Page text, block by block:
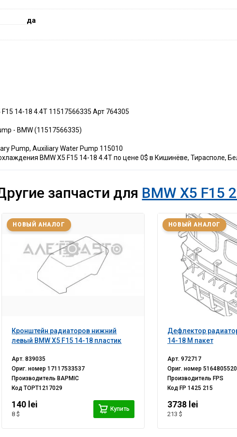
да
14-18 4.4T 11517566335 Арт 764305
- BMW (11517566335)
Pump, Auxiliary Water Pump 115010
BMW X5 F15 14-18 4.4T по цене 0$ в Кишинёве, Тирасполе,
запчасти для BMW X5 F15
Кронштейн радиаторов нижний
левый BMW X5 F15 14-18 пластик
НОВЫЙ АНАЛОГ
Арт.839035
Ориг. номер17117533537
Производитель BAPMIC
КодTOPT1217029
140 lei
8 $
Купить
Дефлектор
14-18 M пакет
НОВЫЙ АНАЛОГ
Арт. 972717
Ориг. номер
Производитель FPS
Код FP 1425 215
3738 lei
213 $